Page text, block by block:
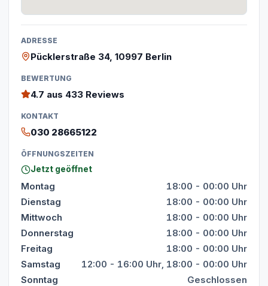
ADRESSE
Pücklerstraße 34, 10997 Berlin
BEWERTUNG
4.7 aus 433 Reviews
KONTAKT
030 28665122
ÖFFNUNGSZEITEN
Jetzt geöffnet
Montag
18:00 - 00:00 Uhr
Dienstag
18:00 - 00:00 Uhr
Mittwoch
18:00 - 00:00 Uhr
Donnerstag
18:00 - 00:00 Uhr
Freitag
18:00 - 00:00 Uhr
Samstag
12:00 - 16:00 Uhr, 18:00 - 00:00 Uhr
Sonntag
Geschlossen